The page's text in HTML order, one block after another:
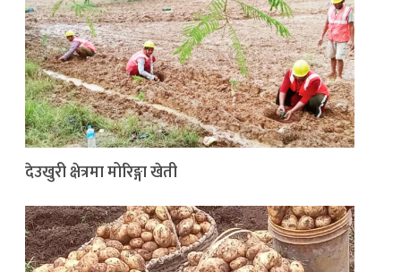
देउखुरी क्षेत्रमा मोरिङ्गा खेती